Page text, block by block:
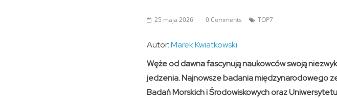
25 maja 2026 0 Comments TOP7
Autor:Marek Kwiatkowski
Węże od dawna fascynują naukowców swoją
jedzenia. Najnowsze badania międzynarodowego
Badań Morskich i Środowiskowych oraz